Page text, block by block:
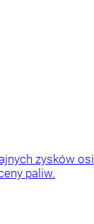
zysków
paliw.